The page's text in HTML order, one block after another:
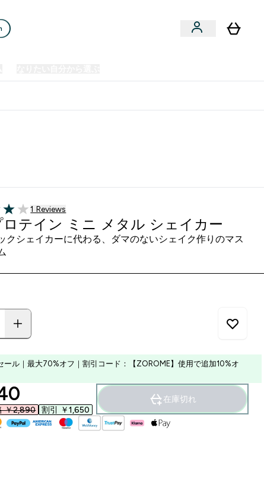
ー - ブラック
stars
1 ＋件の口コミ
1 Reviews
ロテイン ミニ メタル シェイカー
クシェイカーに代わる、ダマのないシェイク作りのマス
ール｜最大70%オフ｜割引コード：【ZOROME】使用で追加10%オ
price
￥2,890‎ 割引 ￥1,650‎
在庫切れ